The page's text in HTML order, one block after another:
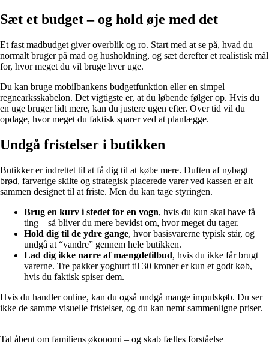
Sæt et budget – og hold øje med det
Et fast madbudget giver overblik og ro. Start med at se på, hvad du
normalt bruger på mad og husholdning, og sæt derefter et realistisk mål
for, hvor meget du vil bruge hver uge.
Du kan bruge mobilbankens budgetfunktion eller en simpel
regnearksskabelon. Det vigtigste er, at du løbende følger op. Hvis du
en uge bruger lidt mere, kan du justere ugen efter. Over tid vil du
opdage, hvor meget du faktisk sparer ved at planlægge.
Undgå fristelser i butikken
Butikker er indrettet til at få dig til at købe mere. Duften af nybagt
brød, farverige skilte og strategisk placerede varer ved kassen er alt
sammen designet til at friste. Men du kan tage styringen.
Brug en kurv i stedet for en vogn, hvis du kun skal have få
ting – så bliver du mere bevidst om, hvor meget du tager.
Hold dig til de ydre gange, hvor basisvarerne typisk står, og
undgå at “vandre” gennem hele butikken.
Lad dig ikke narre af mængdetilbud, hvis du ikke får brugt
varerne. Tre pakker yoghurt til 30 kroner er kun et godt køb,
hvis du faktisk spiser dem.
Hvis du handler online, kan du også undgå mange impulskøb. Du ser
ikke de samme visuelle fristelser, og du kan nemt sammenligne priser.
Tal åbent om familiens økonomi – og skab fælles forståelse